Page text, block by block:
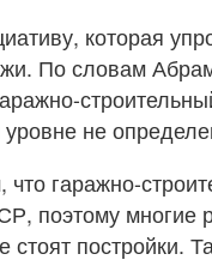
которая
По словам
уровне не
что гаражно-
поэтому многие
постройки.